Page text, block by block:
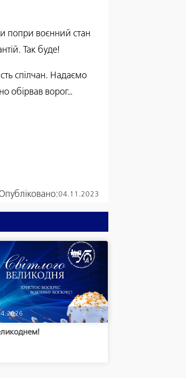
попри воєнний стан
Так буде!
спілчан. Надаємо
обірвав ворог…
04.11.2023